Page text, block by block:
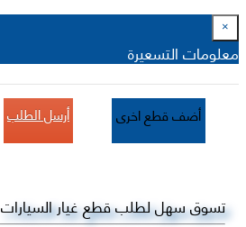
×
معلومات التسعيرة
أضف قطع اخرى أرسل الطلب
تسوق سهل لطلب قطع غيار السيارات